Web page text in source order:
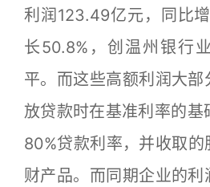
利润123.49亿元，同比
长50.8%，创温州银行
平。而这些高额利润大
放贷款时在基准利率的基
80%贷款利率，并收取
财产品。而同期企业的